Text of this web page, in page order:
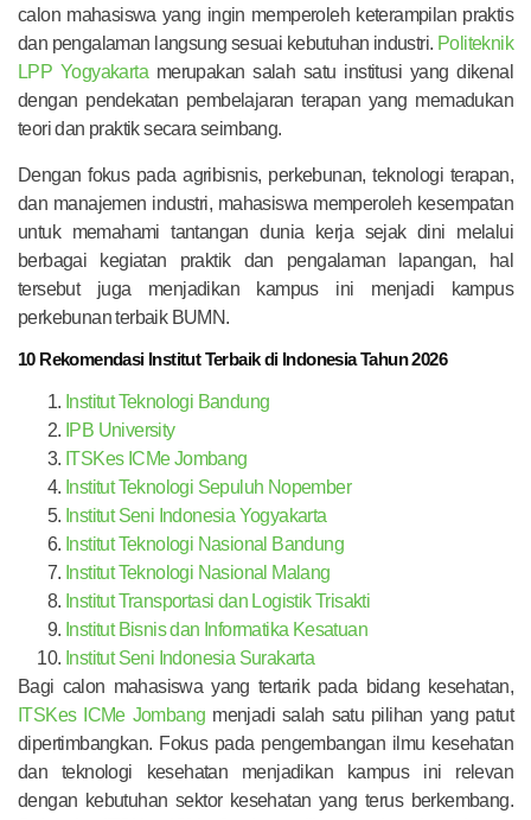
calon mahasiswa yang ingin memperoleh keterampilan praktis
dan pengalaman langsung sesuai kebutuhan industri. Politeknik
LPP Yogyakarta merupakan salah satu institusi yang dikenal
dengan pendekatan pembelajaran terapan yang memadukan
teori dan praktik secara seimbang.
Dengan fokus pada agribisnis, perkebunan, teknologi terapan,
dan manajemen industri, mahasiswa memperoleh kesempatan
untuk memahami tantangan dunia kerja sejak dini melalui
berbagai kegiatan praktik dan pengalaman lapangan, hal
tersebut juga menjadikan kampus ini menjadi kampus
perkebunan terbaik BUMN.
10 Rekomendasi Institut Terbaik di Indonesia Tahun 2026
Institut Teknologi Bandung
IPB University
ITSKes ICMe Jombang
Institut Teknologi Sepuluh Nopember
Institut Seni Indonesia Yogyakarta
Institut Teknologi Nasional Bandung
Institut Teknologi Nasional Malang
Institut Transportasi dan Logistik Trisakti
Institut Bisnis dan Informatika Kesatuan
Institut Seni Indonesia Surakarta
Bagi calon mahasiswa yang tertarik pada bidang kesehatan,
ITSKes ICMe Jombang menjadi salah satu pilihan yang patut
dipertimbangkan. Fokus pada pengembangan ilmu kesehatan
dan teknologi kesehatan menjadikan kampus ini relevan
dengan kebutuhan sektor kesehatan yang terus berkembang.